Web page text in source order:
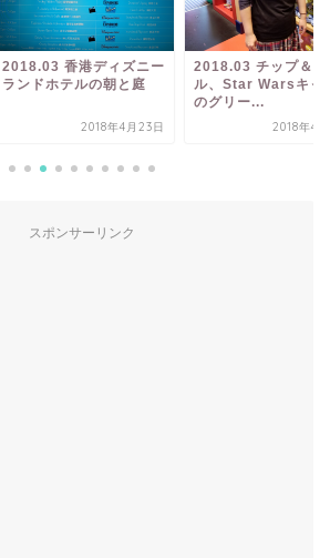
2018.03 香港ディズニー
ランドホテルの朝と庭
2018年4月23日
2018.03 チップ＆デ
ル、Star Warsキャ
のグリー...
2018年4
スポンサーリンク